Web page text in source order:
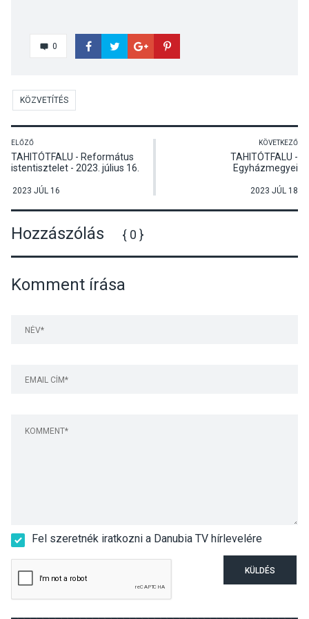
0
KÖZVETÍTÉS
ELŐZŐ
TAHITÓTFALU - Református
istentisztelet - 2023. július 16.
2023 JÚL 16
KÖVETKEZŐ
TAHITÓTFALU -
Egyházmegyei
református templomban
2023 JÚL 18
Hozzászólás { 0 }
Komment írása
Fel szeretnék iratkozni a Danubia TV hírlevelére
KÜLDÉS